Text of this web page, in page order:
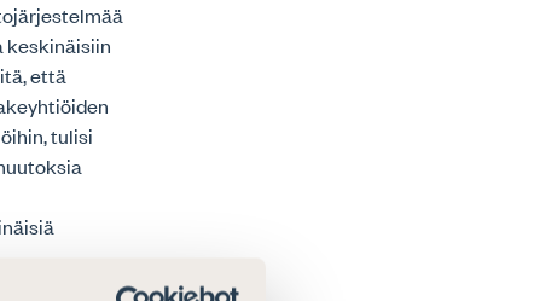
keskinäisiin
että
tulisi